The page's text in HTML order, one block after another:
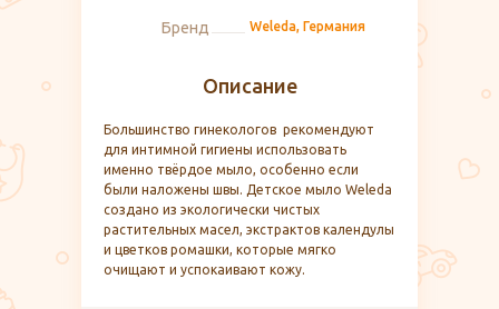
Описание
Большинство гинекологов рекомендуют
для интимной гигиены использовать
именно твёрдое мыло, особенно если
были наложены швы. Детское мыло Weleda
создано из экологически чистых
растительных масел, экстрактов календулы
и цветков ромашки, которые мягко
очищают и успокаивают кожу.
Бренд Weleda, Германия